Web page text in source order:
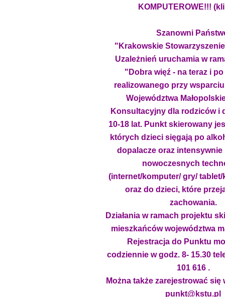
KOMPUTEROWE!!!
Szanowni
"Krakowskie
Uzależnień uruchamia w
"Dobra więź - na teraz i
realizowanego przy
Województwa
Konsultacyjny dla rodziców i
10-18 lat. Punkt skierowany
których dzieci sięgają po
dopalacze oraz intensywnie
nowoczesnych
(internet/komputer/ gry/
oraz do dzieci, które
zachowania.
Działania w ramach projektu
mieszkańców województwa
Rejestracja do Punktu
codziennie w godz. 8- 15.30
101 616 .
Można także zarejestrować się
punkt@kstu.pl